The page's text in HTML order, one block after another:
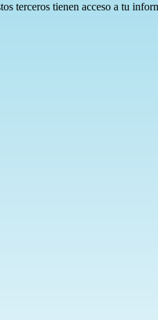
terceros tienen acceso a tu